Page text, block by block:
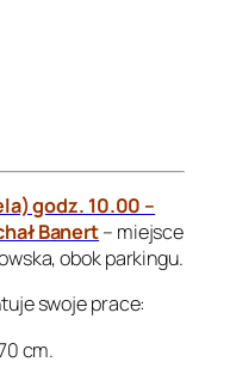
godz. 10.00 –
Banert– miejsce
obok parkingu.
swoje prace:
cm.